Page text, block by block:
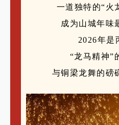
一道独特的“火
成为山城年味
2026年是
“龙马精神”
与铜梁龙舞的磅